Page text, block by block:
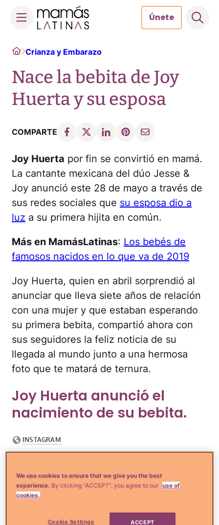
content
Únete
HomeCrianza y Embarazo
Nace la bebita de Joy
Huerta y su esposa
COMPARTE
Joy Huerta por fin se convirtió en mamá.
La cantante mexicana del dúo Jesse &
Joy anunció este 28 de mayo a través de
sus redes sociales que su esposa dio a
luz a su primera hijita en común.
Más en MamásLatinas: Los bebés de
famosos nacidos en lo que va de 2019
Joy Huerta, quien en abril sorprendió al
anunciar que lleva siete años de relación
con una mujer y que estaban esperando
su primera bebita, compartió ahora con
sus seguidores la feliz noticia de su
llegada al mundo junto a una hermosa
foto que te matará de ternura.
Joy Huerta anunció el
nacimiento de su bebita.
We use cookies to ensure that we give you the best
experience. By clicking “ACCEPT”, you agree to our use of
cookies.
Cookie Settings ACCEPT